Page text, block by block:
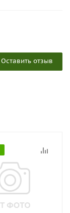
Оставить отзыв